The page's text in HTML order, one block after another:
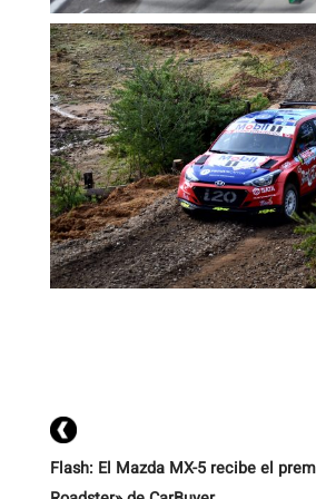
Flash: El Mazda MX-5 recibe el